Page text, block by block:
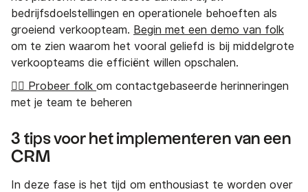
bedrijfsdoelstellingen en operationele behoeften als
groeiend verkoopteam. Begin met een demo van folk
om te zien waarom het vooral geliefd is bij middelgrote
verkoopteams die efficiënt willen opschalen.
👉🏼 Probeer folk om contactgebaseerde herinneringen
met je team te beheren
3 tips voor het implementeren van een
CRM
In deze fase is het tijd om enthousiast te worden over